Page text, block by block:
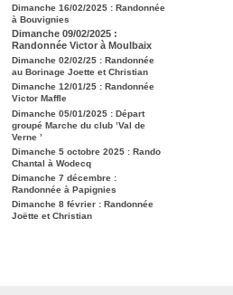
Dimanche 16/02/2025 : Randonnée
à Bouvignies
Dimanche 09/02/2025 :
Randonnée Victor à Moulbaix
Dimanche 02/02/25 : Randonnée
au Borinage Joette et Christian
Dimanche 12/01/25 : Randonnée
Victor Maffle
Dimanche 05/01/2025 : Départ
groupé Marche du club ’Val de
Verne ’
Dimanche 5 octobre 2025 : Rando
Chantal à Wodecq
Dimanche 7 décembre :
Randonnée à Papignies
Dimanche 8 février : Randonnée
Joëtte et Christian